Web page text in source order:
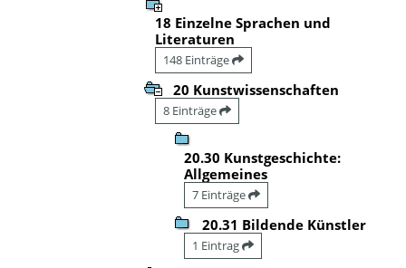
18 Einzelne Sprachen und
Literaturen
148 Einträge
20 Kunstwissenschaften
8 Einträge
20.30 Kunstgeschichte:
Allgemeines
7 Einträge
20.31 Bildende Künstler
1 Eintrag